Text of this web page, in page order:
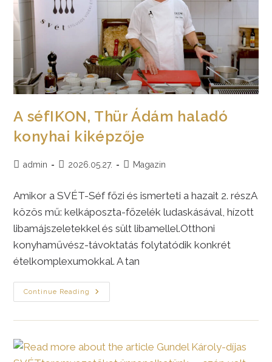
A séfIKON, Thür Ádám haladó
konyhai kiképzője
Postadmin
Post2026.05.27.
PostMagazin
Amikor a SVÉT-Séf főzi és ismerteti a hazait 2. részA
közös mű: kelkáposzta-főzelék ludaskásával, hízott
libamájszeletekkel és sült libamellel.Otthoni
konyhaművész-távoktatás folytatódik konkrét
ételkomplexumokkal. A tan
Continue Reading
A
SéfIKON,
Kiképzője